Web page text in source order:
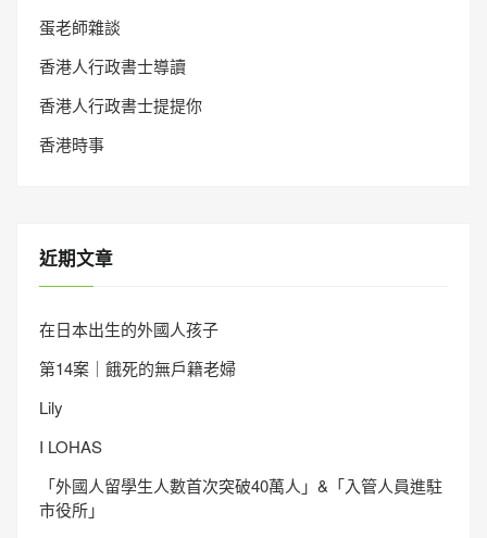
蛋老師雜談
香港人行政書士導讀
香港人行政書士提提你
香港時事
近期文章
在日本出生的外國人孩子
第14案｜餓死的無戶籍老婦
Lily
I LOHAS
「外國人留學生人數首次突破40萬人」&「入管人員進駐
市役所」